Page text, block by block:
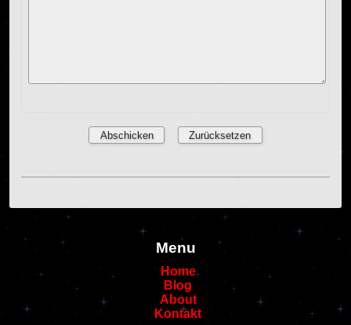
Menu
Home
Blog
About
Kontakt